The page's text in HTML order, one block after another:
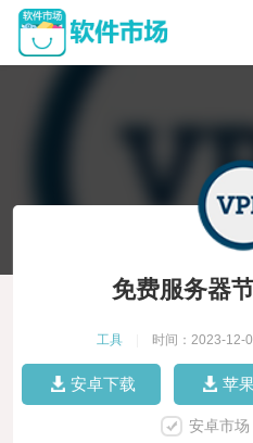
免费服务器
工具 时间：2023-12-
安卓下载 苹
安卓市